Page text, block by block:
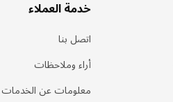
خدمة العملاء
اتصل بنا
أراء وملاحظات
معلومات عن الخدمات